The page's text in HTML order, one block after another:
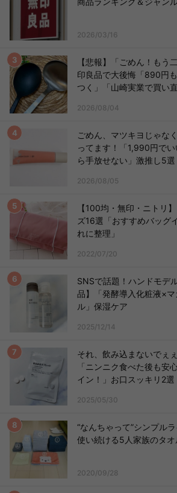
2026/03/16
【悲報】「ごめん！もう
印良品で大後悔「890円
つく」「山崎実業で買い
2026/08/04
ごめん、マツキヨじゃな
ってます！「1,990円で
ら手放せない」激推し5選
2026/08/05
【100均・無印・ニトリ
ズ16選「おすすめバッグ
れに整理」
2022/07/20
SNSで話題！ハンドモデ
品】「発酵導入化粧液×
ル」保湿ケア
2025/12/14
それ、飲み込まないでぇ
「ニンニク食べた後も安
イン！」お口スッキリ2選
2025/05/30
“なんちゃって”シンプル
使い続ける5人家族のタオ
2020/09/28